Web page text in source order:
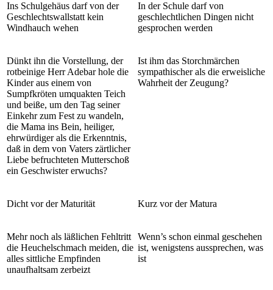
Ins Schulgehäus darf von der
Geschlechtswallstatt kein
Windhauch wehen
In der Schule darf von
geschlechtlichen Dingen nicht
gesprochen werden
Dünkt ihn die Vorstellung, der
rotbeinige Herr Adebar hole die
Kinder aus einem von
Sumpfkröten umquakten Teich
und beiße, um den Tag seiner
Einkehr zum Fest zu wandeln,
die Mama ins Bein, heiliger,
ehrwürdiger als die Erkenntnis,
daß in dem von Vaters zärtlicher
Liebe befruchteten Mutterschoß
ein Geschwister erwuchs?
Ist ihm das Storchmärchen
sympathischer als die erweisliche
Wahrheit der Zeugung?
Dicht vor der Maturität Kurz vor der Matura
Mehr noch als läßlichen Fehltritt
die Heuchelschmach meiden, die
alles sittliche Empfinden
unaufhaltsam zerbeizt
Wenn’s schon einmal geschehen
ist, wenigstens aussprechen, was
ist